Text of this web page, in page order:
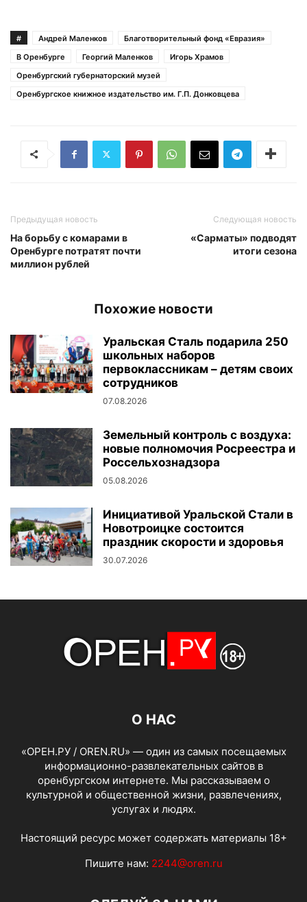
# Андрей Маленков
Благотворительный фонд «Евразия»
В Оренбурге
Георгий Маленков
Игорь Храмов
Оренбургский губернаторский музей
Оренбургское книжное издательство им. Г.П. Донковцева
Предыдущая новость
На борьбу с комарами в
Оренбурге потратят почти
миллион рублей
Следующая новость
«Сарматы» подводят
итоги сезона
Похожие новости
Уральская Сталь подарила 250
школьных наборов
первоклассникам – детям своих
сотрудников
07.08.2026
Земельный контроль с воздуха:
новые полномочия Росреестра и
Россельхознадзора
05.08.2026
Инициативой Уральской Стали в
Новотроицке состоится
праздник скорости и здоровья
30.07.2026
О НАС
«ОРЕН.РУ / OREN.RU» — один из самых посещаемых
информационно-развлекательных сайтов в
оренбургском интернете. Мы рассказываем о
культурной и общественной жизни, развлечениях,
услугах и людях.
Настоящий ресурс может содержать материалы 18+
Пишите нам: 2244@oren.ru